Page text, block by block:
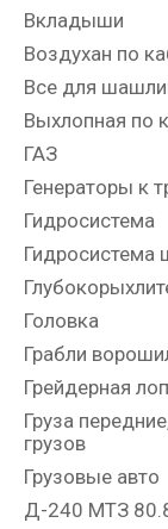
Вкладыши
Воздухан по
Все для
Выхлопная по
ГАЗ
Генераторы к
Гидросистема
Гидросистема
Головка
Грабли
Грейдерная
Груза
грузов
Грузовые авто
Д-240 МТЗ